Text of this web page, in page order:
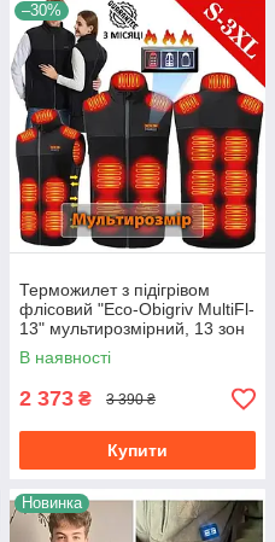
–30%
Терможилет з підігрівом
флісовий "Eco-Obigriv MultiFl-
13" мультирозмірний, 13 зон
обігріву, 3 режими B L-2XL
В наявності
2 373 ₴ 3 390 ₴
Купити
Новинка